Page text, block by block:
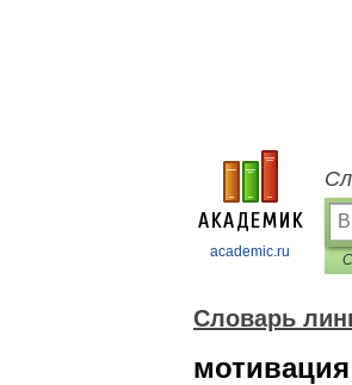
academic.ru
Словарь